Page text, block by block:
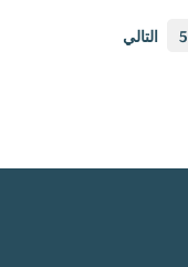
5 التالي